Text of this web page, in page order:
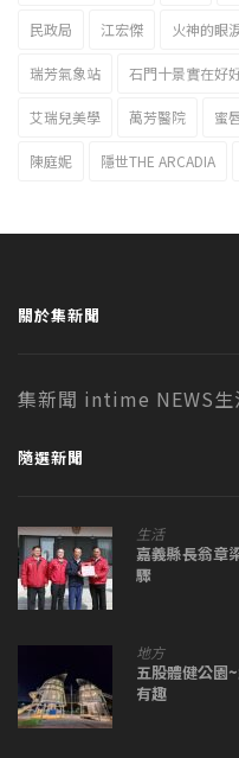
民政局 江宏傑 火神的眼
瑞芳氣象站 石門十景實在好
艾瑞兒美學 萬芳醫院 蜜
陳庭妮 隱世THE ARCADIA
關於集新聞
集新聞 intime NEWS生
隨選新聞
生活
嘉義縣長翁章
驟
地方
五股體健公園
有趣